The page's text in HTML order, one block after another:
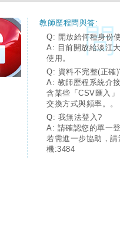
教師歷程問與答:
Q: 開放給何種身份
A: 目前開放給淡江
使用。
Q: 資料不完整(正確
A: 教師歷程系統介
含某些「CSV匯入
交換方式與頻率。。
Q: 我無法登入?
A: 請確認您的單一
若需進一步協助，
機:3484